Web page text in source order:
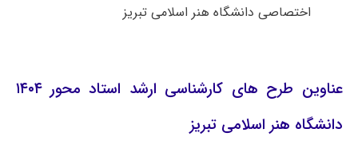
اختصاصی دانشگاه هنر اسلامی تبریز
عناوین طرح های کارشناسی ارشد استاد محور ۱۴۰۴
دانشگاه هنر اسلامی تبریز